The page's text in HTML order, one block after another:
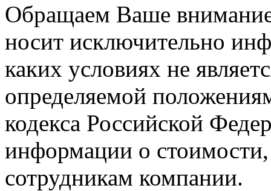
Обращаем Ваше
носит исключительно
каких условиях не
определяемой
кодекса Российской
информации о
сотрудникам компании.